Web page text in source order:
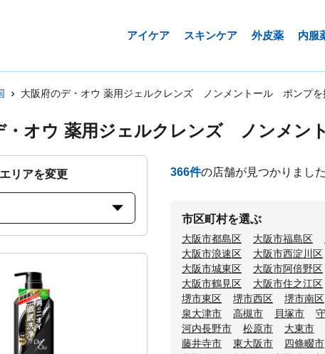
アイケア スキンケア 外皮薬 内服
大阪府のデ・オウ 薬用ジェルクレンズ ノンメントール ポンプを
・オウ 薬用ジェルクレンズ ノンメン
エリアを変更 366件の店舗が見つかりました
市区町村を選ぶ
大阪市都島区 大阪市福島区
大阪市浪速区
大阪市西淀川区
大阪市城東区
大阪市阿倍野区
大阪市鶴見区
大阪市住之江区
堺市東区
堺市西区 堺市南区
泉大津市
高槻市 貝塚市
河内長野市
松原市 大東市
藤井寺市
東大阪市 四條畷市